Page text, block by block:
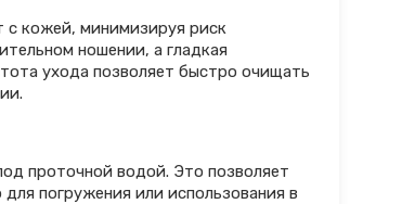
с кожей, минимизируя риск
ношении, а гладкая
ухода позволяет быстро очищать
проточной водой. Это позволяет
погружения или использования в